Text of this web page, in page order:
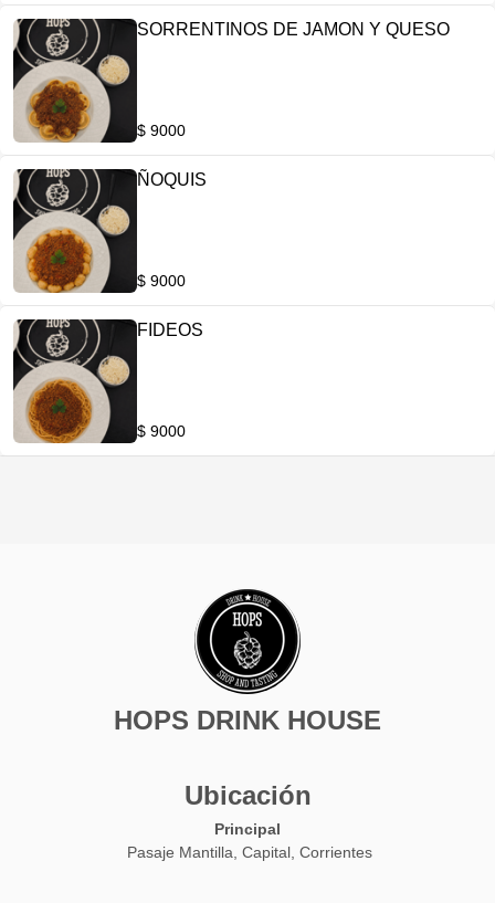
SORRENTINOS DE JAMON Y QUESO
$ 9000
ÑOQUIS
$ 9000
FIDEOS
$ 9000
HOPS DRINK HOUSE
Ubicación
Principal
Pasaje Mantilla, Capital, Corrientes